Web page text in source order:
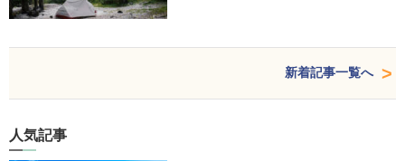
新着記事一覧へ
人気記事